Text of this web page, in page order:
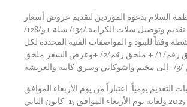
السلام بدعوة الموردين لتقديم عروض أسعار
بالظرف المختوم تقديم وتوصيل سلات الكرامة /134/ سلة +و/128/
وفقاً للبنود و المواصفات الفنية المحددة لكل
سلة وفق الملحق رقم/١/ + ملحق رقم/2/ +وعرض السعر ملحق
التقديم يومياً: اعتباراً من يوم الأربعاء الموافق
08- كانون الثاني -2025 ولغاية يوم الأربعاء الموافق 15- كانون الثاني